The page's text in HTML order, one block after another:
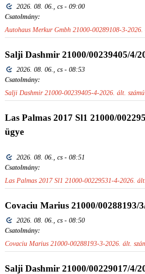
2026. 08. 06., cs - 09:00
Csatolmány:
Autohaus Merkur Gmbh 21000-00289108-3-2026.
Salji Dashmir 21000/00239405/4/
2026. 08. 06., cs - 08:53
Csatolmány:
Salji Dashmir 21000-00239405-4-2026. ált.
Las Palmas 2017 Sl1 21000/
ügye
2026. 08. 06., cs - 08:51
Csatolmány:
Las Palmas 2017 Sl1 21000-00229531-4-2026.
Covaciu Marius 21000/00288193/
2026. 08. 06., cs - 08:50
Csatolmány:
Covaciu Marius 21000-00288193-3-2026. ált.
Salji Dashmir 21000/00229017/4/